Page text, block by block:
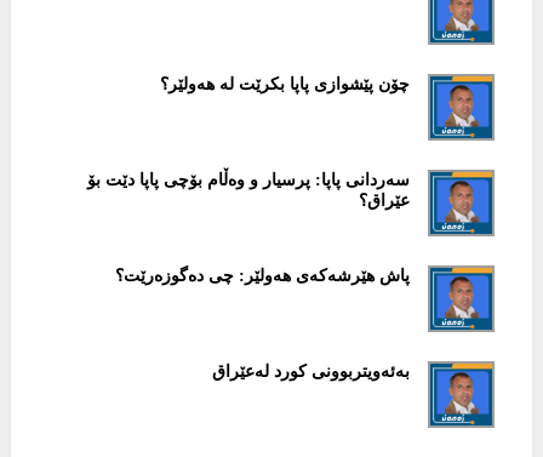
چۆن پێشوازی پاپا بکرێت لە هەولێر؟
سەردانی پاپا: پرسیار و وەڵام بۆچی پاپا دێت بۆ
عێراق؟
پاش هێرشەکەی هەولێر: چی دەگوزەرێت؟
بەئەویتربوونی کورد لەعێراق